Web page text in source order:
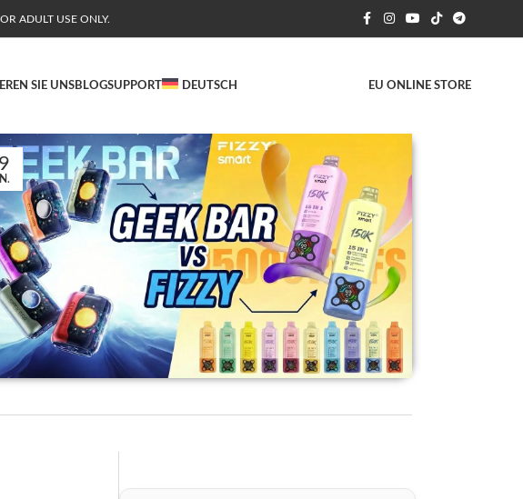
ADULT USE ONLY.
SIE UNSBLOGSUPPORT DEUTSCH EU ONLINE STORE